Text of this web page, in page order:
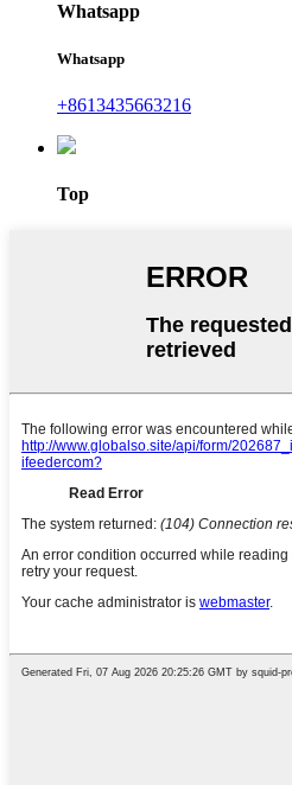
Whatsapp
Whatsapp
+8613435663216
Top